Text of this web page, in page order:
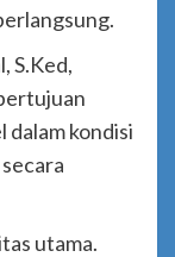
S.Ked,
kondisi
utama.